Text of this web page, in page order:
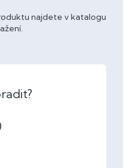
najdete v katalogu